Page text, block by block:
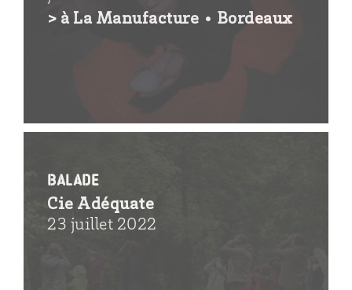
> à La Manufacture • Bordeaux
Balade
Cie Adéquate
23 juillet 2022